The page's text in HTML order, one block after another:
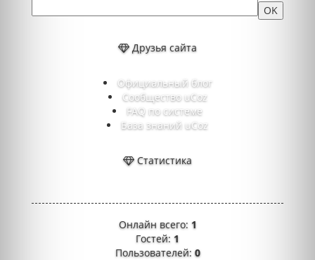
Друзья сайта
Официальный блог
Сообщество uCoz
FAQ по системе
База знаний uCoz
Статистика
Онлайн всего: 1
Гостей: 1
Пользователей:0